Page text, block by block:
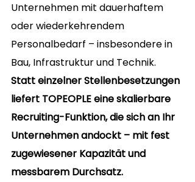
Unternehmen mit dauerhaftem
oder wiederkehrendem
Personalbedarf – insbesondere in
Bau, Infrastruktur und Technik.
Statt einzelner Stellenbesetzungen
liefert TOPEOPLE eine skalierbare
Recruiting-Funktion, die sich an Ihr
Unternehmen andockt – mit fest
zugewiesener Kapazität und
messbarem Durchsatz.